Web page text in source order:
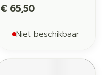
€ 65,50
Niet beschikbaar